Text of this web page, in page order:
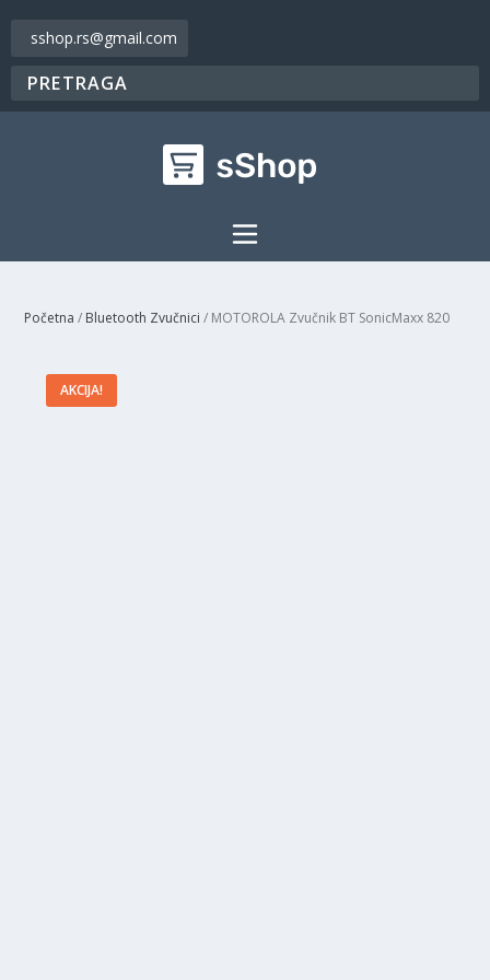
sshop.rs@gmail.com
Početna / Bluetooth Zvučnici / MOTOROLA Zvučnik BT SonicMaxx 820
AKCIJA!